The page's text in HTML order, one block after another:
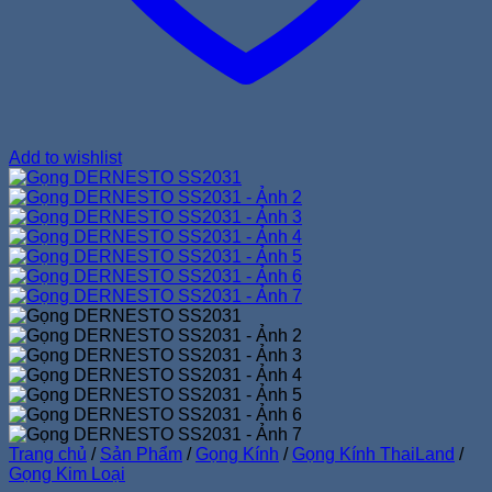
Add to wishlist
Trang chủ / Sản Phẩm / Gọng Kính / Gọng Kính ThaiLand /
Gọng Kim Loại